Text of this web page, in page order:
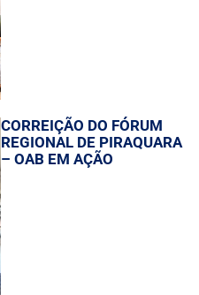
CORREIÇÃO DO FÓRUM
REGIONAL DE PIRAQUARA
– OAB EM AÇÃO